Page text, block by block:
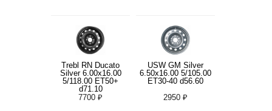
Trebl RN Ducato
Silver 6.00x16.00
5/118.00 ET50+
d71.10
7700 ₽
USW GM Silver
6.50x16.00 5/105.00
ET30-40 d56.60
2950 ₽